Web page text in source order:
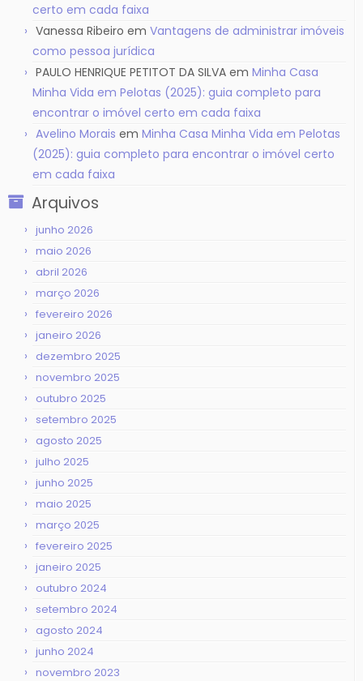
certo em cada faixa
Vanessa Ribeiro em Vantagens de administrar imóveis
como pessoa jurídica
PAULO HENRIQUE PETITOT DA SILVA em Minha Casa
Minha Vida em Pelotas (2025): guia completo para
encontrar o imóvel certo em cada faixa
Avelino Morais em Minha Casa Minha Vida em Pelotas
(2025): guia completo para encontrar o imóvel certo
em cada faixa
Arquivos
junho 2026
maio 2026
abril 2026
março 2026
fevereiro 2026
janeiro 2026
dezembro 2025
novembro 2025
outubro 2025
setembro 2025
agosto 2025
julho 2025
junho 2025
maio 2025
março 2025
fevereiro 2025
janeiro 2025
outubro 2024
setembro 2024
agosto 2024
junho 2024
novembro 2023